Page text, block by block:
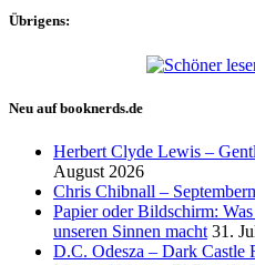
Übrigens:
Neu auf booknerds.de
Herbert Clyde Lewis –
August 2026
Chris Chibnall –
Papier oder Bildschirm:
unseren Sinnen macht 31.
D.C. Odesza – Dark Castle